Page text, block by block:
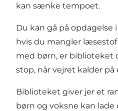
kan sænke tempoet.
Du kan gå på opdagelse
hvis du mangler læsestof
med børn, er biblioteket
stop, når vejret kalder på
Biblioteket giver jer et
børn og voksne kan lade